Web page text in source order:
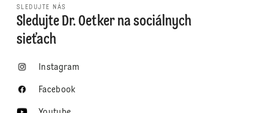
SLEDUJTE NÁS
Sledujte Dr. Oetker na sociálnych
sieťach
Instagram
Facebook